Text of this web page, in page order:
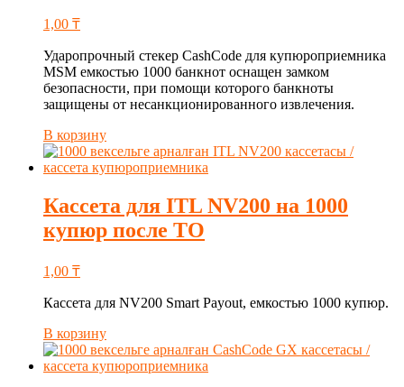
1,00 ₸
Ударопрочный стекер CashCode для купюроприемника
MSM емкостью 1000 банкнот оснащен замком
безопасности, при помощи которого банкноты
защищены от несанкционированного извлечения.
В корзину
Кассета для ITL NV200 на 1000
купюр после ТО
1,00 ₸
Кассета для NV200 Smart Payout, емкостью 1000 купюр.
В корзину